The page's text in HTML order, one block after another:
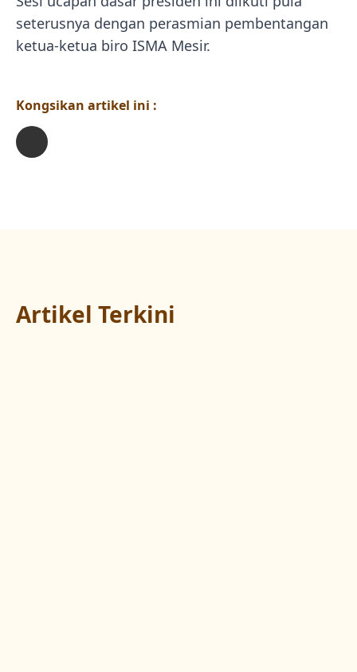
seterusnya dengan perasmian pembentangan
ketua-ketua biro ISMA Mesir.
Kongsikan artikel ini :
Artikel Terkini